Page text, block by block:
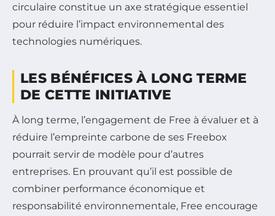
circulaire constitue un axe stratégique essentiel
pour réduire l’impact environnemental des
technologies numériques.
LES BÉNÉFICES À LONG TERME
DE CETTE INITIATIVE
À long terme, l’engagement de Free à évaluer et à
réduire l’empreinte carbone de ses Freebox
pourrait servir de modèle pour d’autres
entreprises. En prouvant qu’il est possible de
combiner performance économique et
responsabilité environnementale, Free encourage